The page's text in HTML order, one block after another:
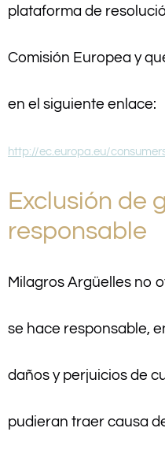
plataforma de
Comisión Europea y
en el siguiente enlace:
http://ec.europa.eu/
Exclusión de
responsable
Milagros Argüelles no
se hace responsable,
daños y perjuicios de
pudieran traer causa